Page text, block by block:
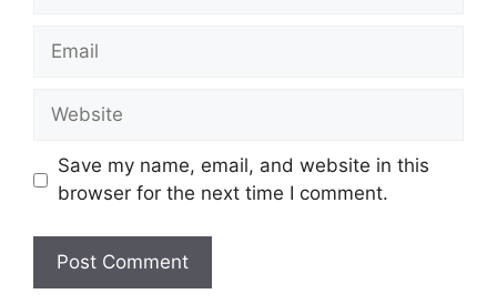
Email
Website
Save my name, email, and website in this
browser for the next time I comment.